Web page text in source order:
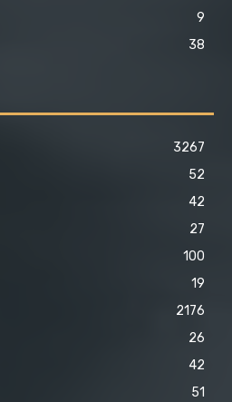
9
38
3267
52
42
27
100
19
2176
26
42
51